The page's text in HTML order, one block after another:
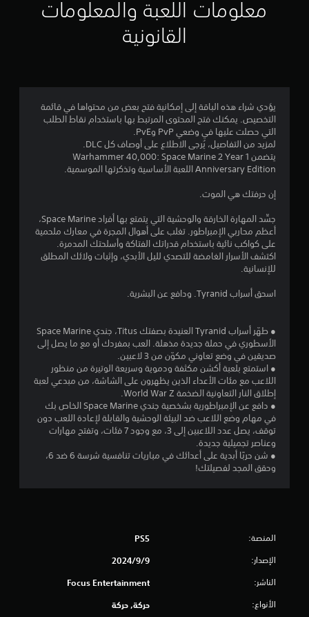
م
ن
ج
ن
إ
ا
ل
ي
3
7
6
3
معلومات اللعبة والمعلومات
القانونية
يؤدي شراء هذه الباقة إلى إمكانية فتح بعض من محتواها في قائمة
التخصيص. يمكنك فتح المحتوى المرتبط بها باستخدام نقاط الطلب
التي حصلت عليها في وضعي PvP وPvE.
لمزيد من التفاصيل، يُرجى الاطلاع على أوصاف كل DLC.
يتضمن Warhammer 40,000: Space Marine 2 Year 1
Anniversary Edition اللعبة الأساسية وتذكرتها الموسمية.
إن حرفتك هي الموت.
جسِّد المهارة الخارقة والوحشية التي يتمتع بها أفراد Space Marine،
أعظم محاربي الإمبراطور. تغلب على أهوال المجرة في معارك ملحمية
على كواكب نائية باستخدام قدراتك الفتاكة وأسلحتك المدمرة.
اكتشف الأسرار الغامضة للتصدي لليل الأبدي، وإثبات ولائك المطلق
للإنسانية.
اسحق أسراب Tyranid. ودافع عن البشرية.
● طهّر أسراب Tyranid العنيدة بصفتك Titus، جندي Space Marine
الأسطوري في حملة جديدة مذهلة. العب بمفردك أو مع ما يصل إلى
صديقين في وضع تعاوني مكوّن من 3 لاعبين.
● استمتع بلعبة أكشن مكثفة ودموية وسريعة الوتيرة من منظور
اللاعب مع مئات الأعداء الذين يظهرون على الشاشة، من مبدعي لعبة
إطلاق النار التعاونية الضخمة World War Z.
● دافع عن الإمبراطورية بشخصية جندي Space Marine الخاص بك
في مهام وضع اللاعب ضد البيئة الوحشية والقابلة لإعادة اللعب دون
توقف، يصل عدد اللاعبين إلى 3، مع وجود 7 فئات، وتفتح مهارات
وعناصر تجميلية جديدة.
● شن حربًا أبدية على أعدائك في مباريات تنافسية شرسة 6 ضد 6،
وحقق المجد لفصيلتك!
المنصة: PS5
الإصدار: 9‏/9‏/2024
الناشر: Focus Entertainment
الأنواع: حركة, حركة